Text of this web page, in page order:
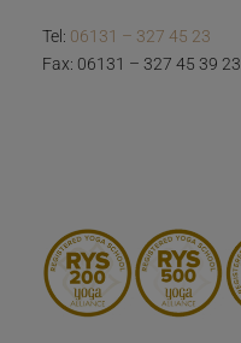
Tel: 06131 – 327 45 23
Fax: 06131 – 327 45 39 23